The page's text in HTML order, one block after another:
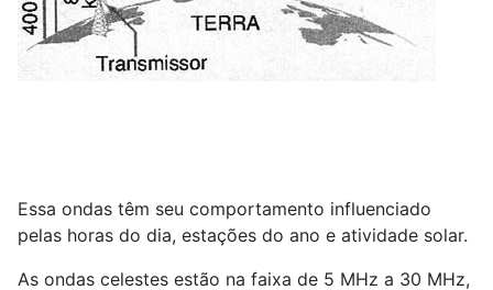
Essa ondas têm seu comportamento influenciado
pelas horas do dia, estações do ano e atividade solar.
As ondas celestes estão na faixa de 5 MHz a 30 MHz,